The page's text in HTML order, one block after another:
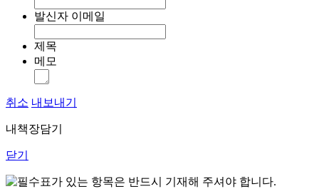
발신자 이메일
제목
메모
취소 내보내기
내책장담기
닫기
표가 있는 항목은 반드시 기재해 주셔야 합니다.